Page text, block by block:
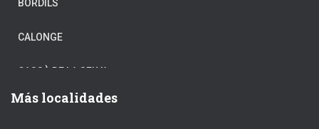
BORDILS
CALONGE
CASSÀ DE LA SELVA
CASTELL-PLATJA D’ARO
Más localidades